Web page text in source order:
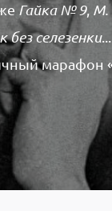
Гайка № 9, М.
без селезенки
марафон